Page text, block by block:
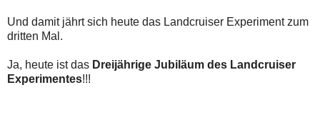
Und damit jährt sich heute das Landcruiser Experiment zum
dritten Mal.
Ja, heute ist das Dreijährige Jubiläum des Landcruiser
Experimentes!!!